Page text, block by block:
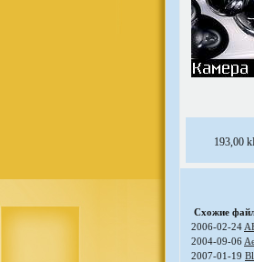
193,00
Схожие
2006-02-24
2004-09-06
2007-01-19